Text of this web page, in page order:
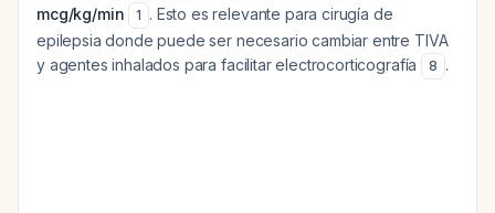
mcg/kg/min
1 . Esto es relevante para cirugía de
epilepsia donde puede ser necesario cambiar entre TIVA
y agentes inhalados para facilitar electrocorticografía
8 .